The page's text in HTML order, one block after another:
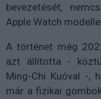
bevezetését,
Apple Watch
A történet még
azt állította -
Ming-Chi Kuóval -,
már a fizikai